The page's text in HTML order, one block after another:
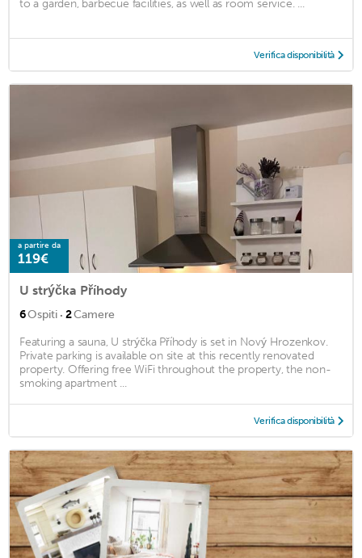
to a garden, barbecue facilities, as well as room service. ...
Verifica disponibilità
a partire da
119€
U strýčka Příhody
6Ospiti · 2Camere
Featuring a sauna, U strýčka Příhody is set in Nový Hrozenkov.
Private parking is available on site at this recently renovated
property. Offering free WiFi throughout the property, the non-
smoking apartment ...
Verifica disponibilità